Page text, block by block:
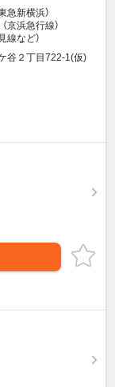
急新横浜）
京浜急行線）
線など）
谷２丁目722-1(仮)